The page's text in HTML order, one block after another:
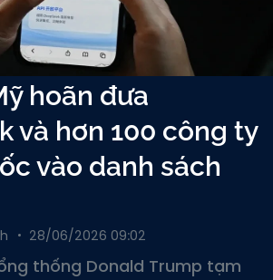
Video
hoãn đưa
và hơn 100 công ty
vào danh sách
28/06/2026 09:02
thống Donald Trump tạm